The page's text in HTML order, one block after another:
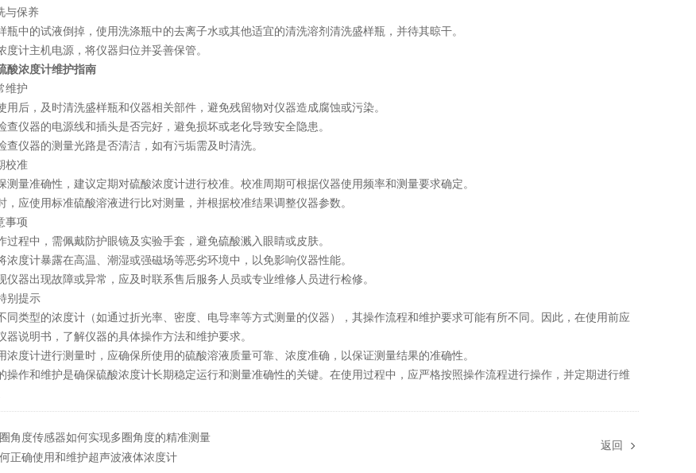
保养
中的试液倒掉，使用洗涤瓶中的去离子水或其他适宜的清洗溶剂清洗盛样瓶，并待其晾干。
计主机电源，将仪器归位并妥善保管。
酸浓度计维护指南
护
后，及时清洗盛样瓶和仪器相关部件，避免残留物对仪器造成腐蚀或污染。
仪器的电源线和插头是否完好，避免损坏或老化导致安全隐患。
仪器的测量光路是否清洁，如有污垢需及时清洗。
准
量准确性，建议定期对硫酸浓度计进行校准。校准周期可根据仪器使用频率和测量要求确定。
应使用标准硫酸溶液进行比对测量，并根据校准结果调整仪器参数。
项
程中，需佩戴防护眼镜及实验手套，避免硫酸溅入眼睛或皮肤。
度计暴露在高温、潮湿或强磁场等恶劣环境中，以免影响仪器性能。
器出现故障或异常，应及时联系售后服务人员或专业维修人员进行检修。
提示
类型的浓度计（如通过折光率、密度、电导率等方式测量的仪器），其操作流程和维护要求可能有所不同。因此，在使用前应
器说明书，了解仪器的具体操作方法和维护要求。
度计进行测量时，应确保所使用的硫酸溶液质量可靠、浓度准确，以保证测量结果的准确性。
作和维护是确保硫酸浓度计长期稳定运行和测量准确性的关键。在使用过程中，应严格按照操作流程进行操作，并定期进行维
角度传感器如何实现多圈角度的精准测量
正确使用和维护超声波液体浓度计
返回